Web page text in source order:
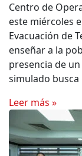
Centro de
este miércoles
Evacuación de
enseñar a la
presencia de
simulado
Leer más »